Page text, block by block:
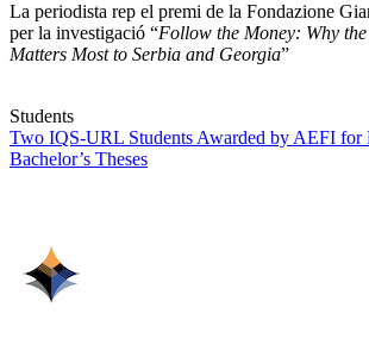
La periodista rep el premi de la Fondazione
per la investigació “Follow the Money: Why
Matters Most to Serbia and Georgia”
Students
Two IQS-URL Students Awarded by AEFI for
Bachelor’s Theses